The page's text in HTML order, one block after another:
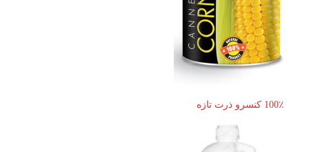
100٪ کنسرو ذرت تازه